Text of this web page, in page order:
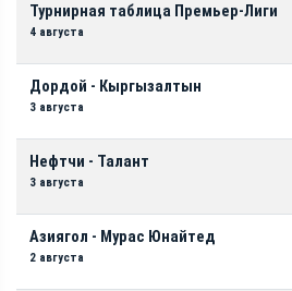
Турнирная таблица Премьер-Лиги
4 августа
Дордой - Кыргызалтын
3 августа
Нефтчи - Талант
3 августа
Азиягол - Мурас Юнайтед
2 августа